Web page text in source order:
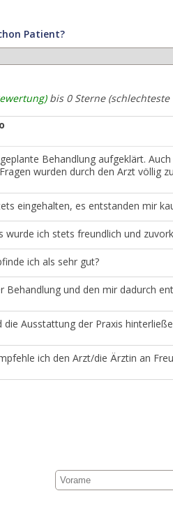
Patient?
bis 0 Sterne (schlechteste
Behandlung aufgeklärt.
wurden durch den Arzt völlig
eingehalten, es entstanden mir
wurde ich stets freundlich und
ich als sehr gut?
Behandlung und den mir dadurch
die Ausstattung der Praxis
ich den Arzt/die Ärztin an